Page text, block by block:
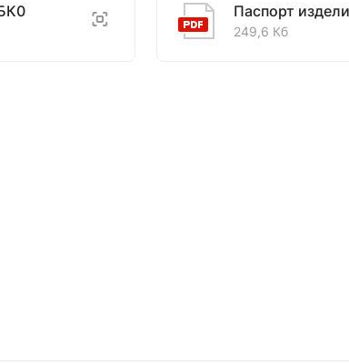
Паспорт
249,6 Кб